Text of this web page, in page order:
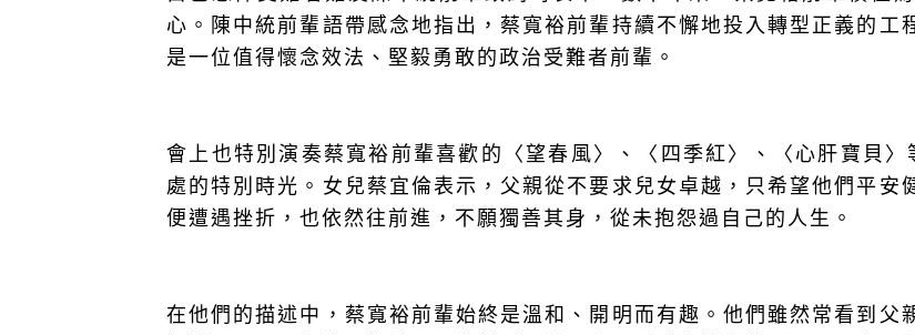
心。陳中統前輩語帶感念地指出，蔡寬裕前輩持續不懈地投入轉型正義的工
是一位值得懷念效法、堅毅勇敢的政治受難者前輩。
會上也特別演奏蔡寬裕前輩喜歡的〈望春風〉、〈四季紅〉、〈心肝寶貝〉
處的特別時光。女兒蔡宜倫表示，父親從不要求兒女卓越，只希望他們平安
便遭遇挫折，也依然往前進，不願獨善其身，從未抱怨過自己的人生。
在他們的描述中，蔡寬裕前輩始終是溫和、開明而有趣。他們雖然常看到父